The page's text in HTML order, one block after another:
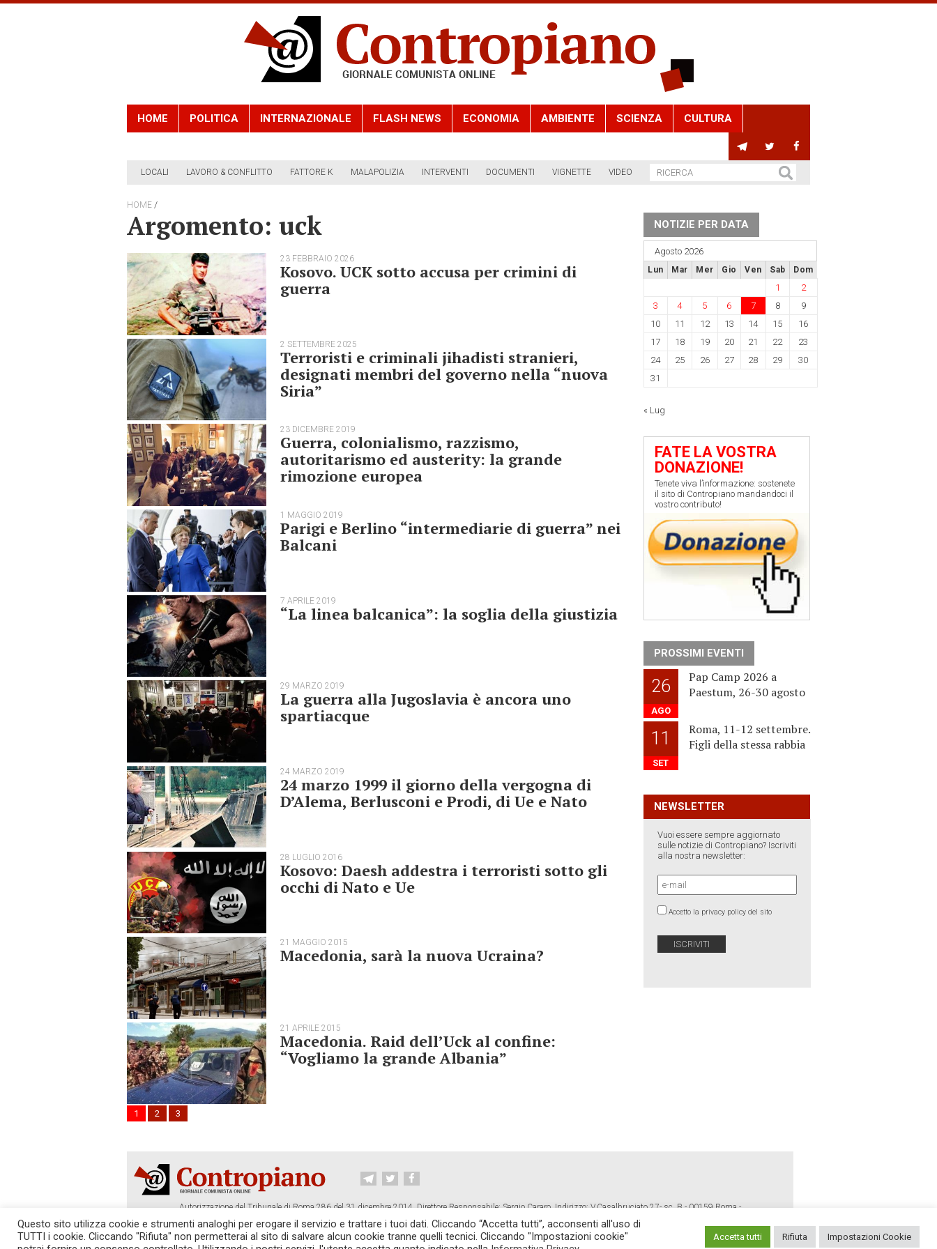
HOME POLITICA INTERNAZIONALE FLASH NEWS ECONOMIA AMBIENTE SCIENZA CULTURA
LOCALI LAVORO & CONFLITTO FATTORE K MALAPOLIZIA INTERVENTI DOCUMENTI VIGNETTE VIDEO
HOME /
Argomento: uck
23 FEBBRAIO 2026
Kosovo. UCK sotto accusa per crimini di
guerra
2 SETTEMBRE 2025
Terroristi e criminali jihadisti stranieri,
designati membri del governo nella “nuova
Siria”
23 DICEMBRE 2019
Guerra, colonialismo, razzismo,
autoritarismo ed austerity: la grande
rimozione europea
1 MAGGIO 2019
Parigi e Berlino “intermediarie di guerra” nei
Balcani
7 APRILE 2019
“La linea balcanica”: la soglia della giustizia
29 MARZO 2019
La guerra alla Jugoslavia è ancora uno
spartiacque
24 MARZO 2019
24 marzo 1999 il giorno della vergogna di
D’Alema, Berlusconi e Prodi, di Ue e Nato
28 LUGLIO 2016
Kosovo: Daesh addestra i terroristi sotto gli
occhi di Nato e Ue
21 MAGGIO 2015
Macedonia, sarà la nuova Ucraina?
21 APRILE 2015
Macedonia. Raid dell’Uck al confine:
“Vogliamo la grande Albania”
1 2 3
NOTIZIE PER DATA
Agosto 2026
Lun Mar Mer Gio Ven Sab Dom
1
2
3
4 5 6 7 8
9
10
11 12 13 14 15
16
17
18 19 20 21 22
23
24
25 26 27 28 29
30
31
« Lug
FATE LA VOSTRA
DONAZIONE!
Tenete viva l’informazione: sostenete
il sito di Contropiano mandandoci il
vostro contributo!
PROSSIMI EVENTI
26
AGO
Pap Camp 2026 a
Paestum, 26-30 agosto
11
SET
Roma, 11-12 settembre.
Figli della stessa rabbia
NEWSLETTER
Vuoi essere sempre aggiornato
sulle notizie di Contropiano? Iscriviti
alla nostra newsletter:
Accetto la privacy policy del sito
Autorizzazione del Tribunale di Roma 286 del 31 dicembre 2014. Direttore Responsabile: Sergio Cararo. Indirizzo: V.Casalbruciato 27- sc. B - 00159 Roma -
Tel. 06.640.122.19 -
redazione@contropiano.org
SOSTIENICI! REDAZIONE CONTATTI TG CONTROPIANO LINK CONSIGLIATI PRIVACY COOKIE POLICY
Questo sito utilizza cookie e strumenti analoghi per erogare il servizio e trattare i tuoi dati. Cliccando “Accetta tutti”, acconsenti all'uso di
TUTTI i cookie. Cliccando "Rifiuta" non permetterai al sito di salvare alcun cookie tranne quelli tecnici. Cliccando "Impostazioni cookie"
Accetta tutti Rifiuta Impostazioni Cookie